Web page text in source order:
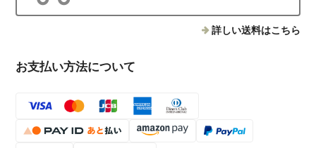
詳しい送料はこちら
お支払い方法について